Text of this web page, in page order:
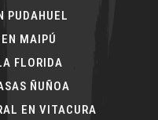
PUDAHUEL
MAIPÚ
FLORIDA
ÑUÑOA
EN VITACURA